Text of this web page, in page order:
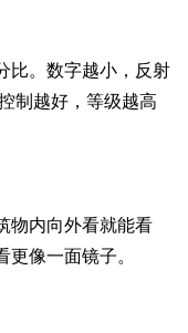
比。数字越小，反射
制越好，等级越高
物内向外看就能看
像一面镜子。